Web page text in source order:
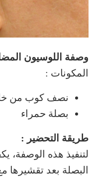
وصفة اللوسيون
المكونات :
نصف كوب من خل
بصلة حمراء
طريقة التحضير :
لتنفيذ هذه الوصفة،
البصلة بعد تقشيرها